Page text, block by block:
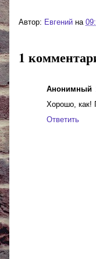
Автор: Евгений на
1
Анонимный
Хорошо, как!
Ответить